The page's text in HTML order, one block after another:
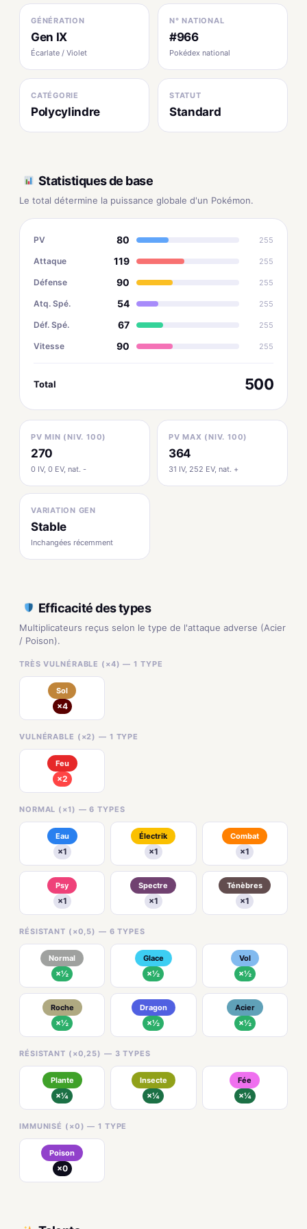
GÉNÉRATION
Gen IX
Écarlate / Violet
N° NATIONAL
#966
Pokédex national
CATÉGORIE
Polycylindre
STATUT
Standard
Statistiques de base
Le total détermine la puissance globale d'un Pokémon.
PV 80 255
Attaque 119 255
Défense 90 255
Atq. Spé. 54 255
Déf. Spé. 67 255
Vitesse 90 255
Total 500
PV MIN (NIV. 100)
270
0 IV, 0 EV, nat. -
PV MAX (NIV. 100)
364
31 IV, 252 EV, nat. +
VARIATION GEN
Stable
Inchangées récemment
Efficacité des types
Multiplicateurs reçus selon le type de l'attaque adverse (Acier
/ Poison).
TRÈS VULNÉRABLE (×4) — 1 TYPE
Sol
×4
VULNÉRABLE (×2) — 1 TYPE
Feu
×2
NORMAL (×1) — 6 TYPES
Eau
×1
Électrik
×1
Combat
×1
Psy
×1
Spectre
×1
Ténèbres
×1
RÉSISTANT (×0,5) — 6 TYPES
Normal
×½
Glace
×½
Vol
×½
Roche
×½
Dragon
×½
Acier
×½
RÉSISTANT (×0,25) — 3 TYPES
Plante
×¼
Insecte
×¼
Fée
×¼
IMMUNISÉ (×0) — 1 TYPE
Poison
×0